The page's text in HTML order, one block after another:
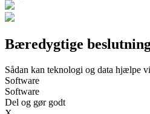
Bæredygtige
Sådan kan teknologi og data hjælpe
Software
Software
Del og gør godt